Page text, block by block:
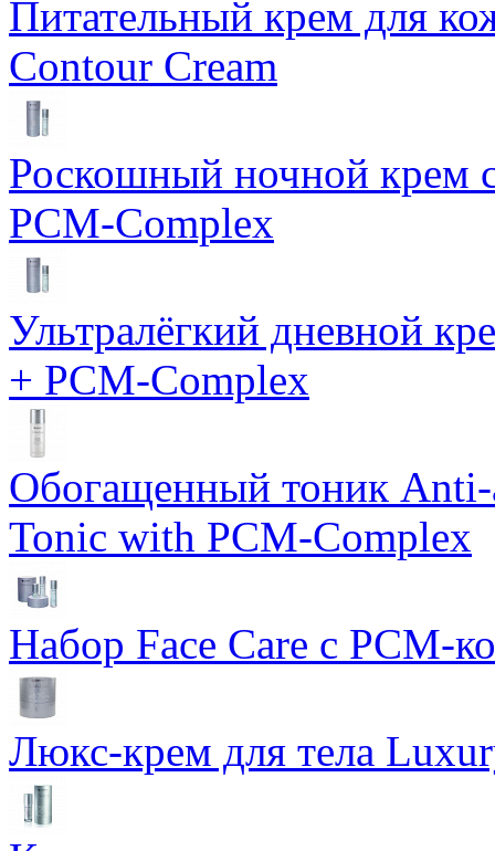
Питательный крем для
Contour Cream
Роскошный ночной крем
PCM-Complex
Ультралёгкий дневной
+ PCM-Complex
Обогащенный тоник Anti-
Tonic with PCM-Complex
Набор Face Care с PCM-
Люкс-крем для тела